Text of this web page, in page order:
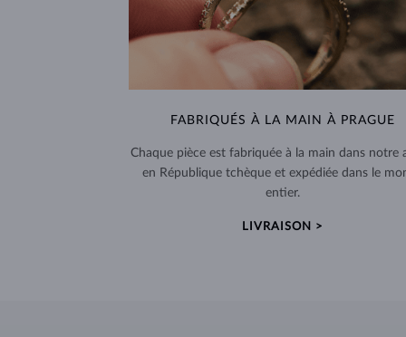
FABRIQUÉS À LA MAIN À PRAGUE
Chaque pièce est fabriquée à la main dans notre
en République tchèque et expédiée dans le
entier.
LIVRAISON >